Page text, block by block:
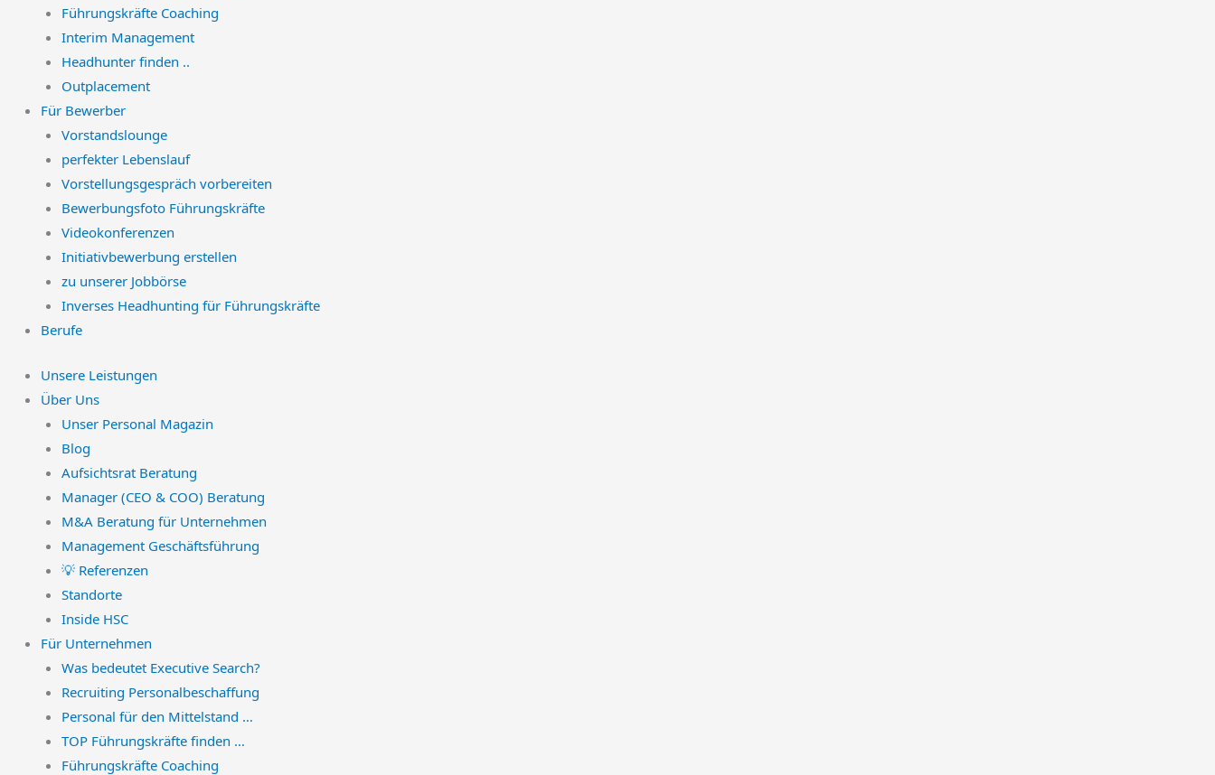
Führungskräfte Coaching
Interim Management
Headhunter finden ..
Outplacement
Für Bewerber
Vorstandslounge
perfekter Lebenslauf
Vorstellungsgespräch vorbereiten
Bewerbungsfoto Führungskräfte
Videokonferenzen
Initiativbewerbung erstellen
zu unserer Jobbörse
Inverses Headhunting für Führungskräfte
Berufe
Unsere Leistungen
Über Uns
Unser Personal Magazin
Blog
Aufsichtsrat Beratung
Manager (CEO & COO) Beratung
M&A Beratung für Unternehmen
Management Geschäftsführung
💡 Referenzen
Standorte
Inside HSC
Für Unternehmen
Was bedeutet Executive Search?
Recruiting Personalbeschaffung
Personal für den Mittelstand …
TOP Führungskräfte finden …
Führungskräfte Coaching